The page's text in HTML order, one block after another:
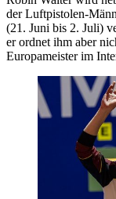
der Luftpistolen-
(21. Juni bis 2. Juli)
er ordnet ihm aber
Europameister im